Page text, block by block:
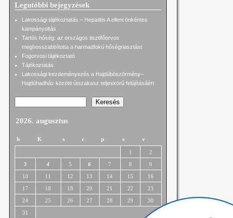
Legutóbbi bejegyzések
Lakossági tájékoztatás – Hepatitis A elleni önkéntes
kampányoltás
Tartós hőség: az országos tisztifőorvos
meghosszabbította a harmadfokú hőségriasztást
Fogorvosi tájékoztató
Tájékoztatás
Lakossági kezdeményezés a Hajdúböszörmény–
Hajdúhadház közötti útszakasz teljeskörű felújításáért
Keresés
2026. augusztus
h K s c p s v
1
2
3
4 5 6 7 8
9
10
11 12 13 14 15
16
17
18 19 20 21 22
23
24
25 26 27 28 29
30
31